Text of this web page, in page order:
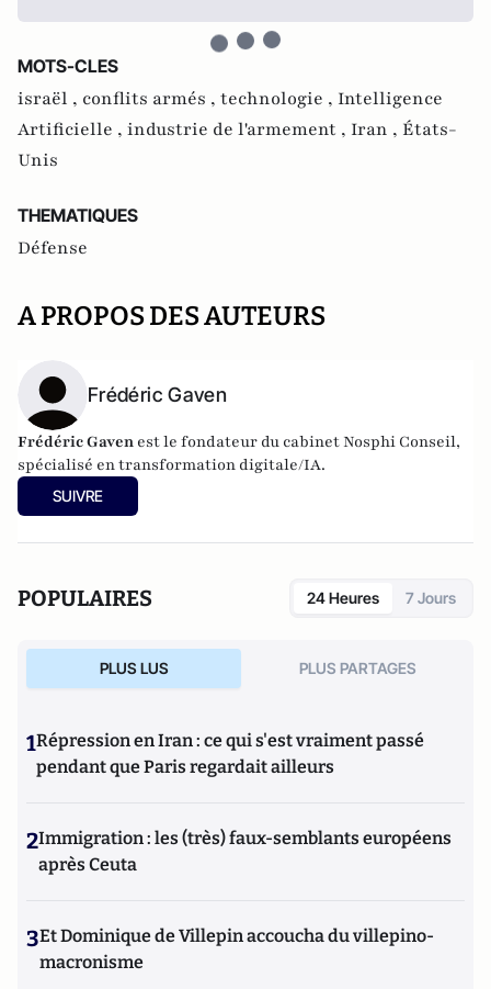
MOTS-CLES
israël , conflits armés , technologie , Intelligence
Artificielle , industrie de l'armement , Iran , États-
Unis
THEMATIQUES
Défense
A PROPOS DES AUTEURS
Frédéric Gaven
Frédéric Gaven est le fondateur du cabinet Nosphi Conseil,
spécialisé en transformation digitale/IA.
SUIVRE
POPULAIRES 24 Heures 7 Jours
PLUS LUS PLUS PARTAGES
1Répression en Iran : ce qui s'est vraiment passé
pendant que Paris regardait ailleurs
2Immigration : les (très) faux-semblants européens
après Ceuta
3Et Dominique de Villepin accoucha du villepino-
macronisme